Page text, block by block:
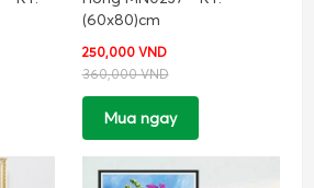
(60x80)cm
250,000 VND
360,000 VND
Mua ngay